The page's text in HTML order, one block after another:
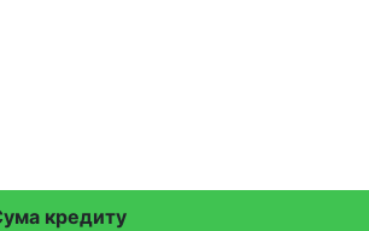
кредиту